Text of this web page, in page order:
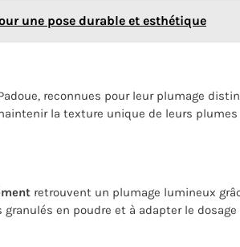
une pose durable et esthétique
reconnues pour leur plumage
la texture unique de leurs plumes
retrouvent un plumage lumineux
en poudre et à adapter le dosage